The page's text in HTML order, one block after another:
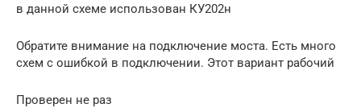
в данной схеме использован КУ202н
Обратите внимание на подключение моста. Есть много
схем с ошибкой в подключении. Этот вариант рабочий
Проверен не раз